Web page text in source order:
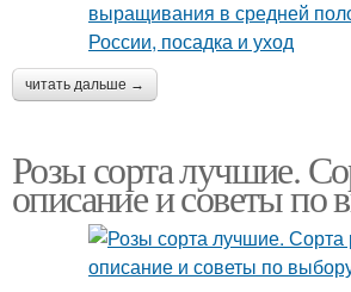
читать дальше →
Розы сорта лучшие.
описание и советы по